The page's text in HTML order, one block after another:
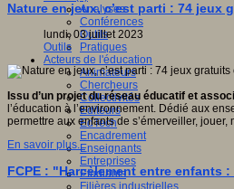
Analyses
Conférences
Outils
Pratiques
Acteurs de l'éducation
Animateurs
Chercheurs
Collectivités
Editeurs
EdTech
Encadrement
Enseignants
Entreprises
Etudiants
Filières industrielles
Nature en jeux, c’est parti : 74
lundi, 03 juillet 2023
Outils
Issu d’un projet du réseau éducatif et
l’éducation à l’environnement. Dédié aux
permettre aux enfants de s’émerveiller,
En savoir plus...
FCPE : "Harcèlement entre enfants